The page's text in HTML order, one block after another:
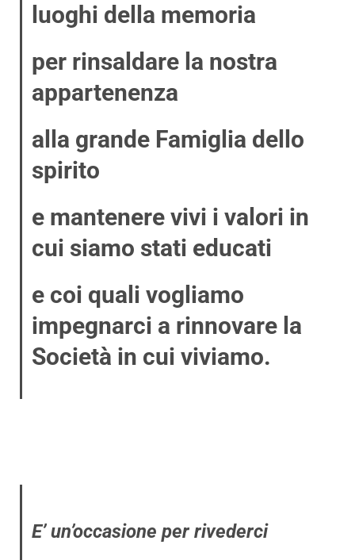
luoghi della memoria
per rinsaldare la nostra
appartenenza
alla grande Famiglia dello
spirito
e mantenere vivi i valori in
cui siamo stati educati
e coi quali vogliamo
impegnarci a rinnovare la
Società in cui viviamo.
E’ un’occasione per rivederci